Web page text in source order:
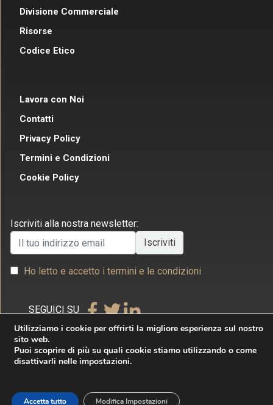
Divisione Commerciale
Risorse
Codice Etico
Lavora con Noi
Contatti
Privacy Policy
Termini e Condizioni
Cookie Policy
Iscriviti alla nostra newsletter:
Ho letto e accetto i termini e le condizioni
SEGUICI SU
& Associati. Tutti i diritti riservati. Realizzato da
Utilizziamo i cookie per offrirti la migliore esperienza sul nostro
sito web.
Puoi scoprire di più su quali cookie stiamo utilizzando o come
disattivarli nelle impostazioni.
Accetta tutto Modifica Impostazioni